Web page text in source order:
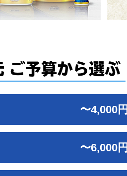
ご予算から選ぶ
〜4,000円
〜6,000円